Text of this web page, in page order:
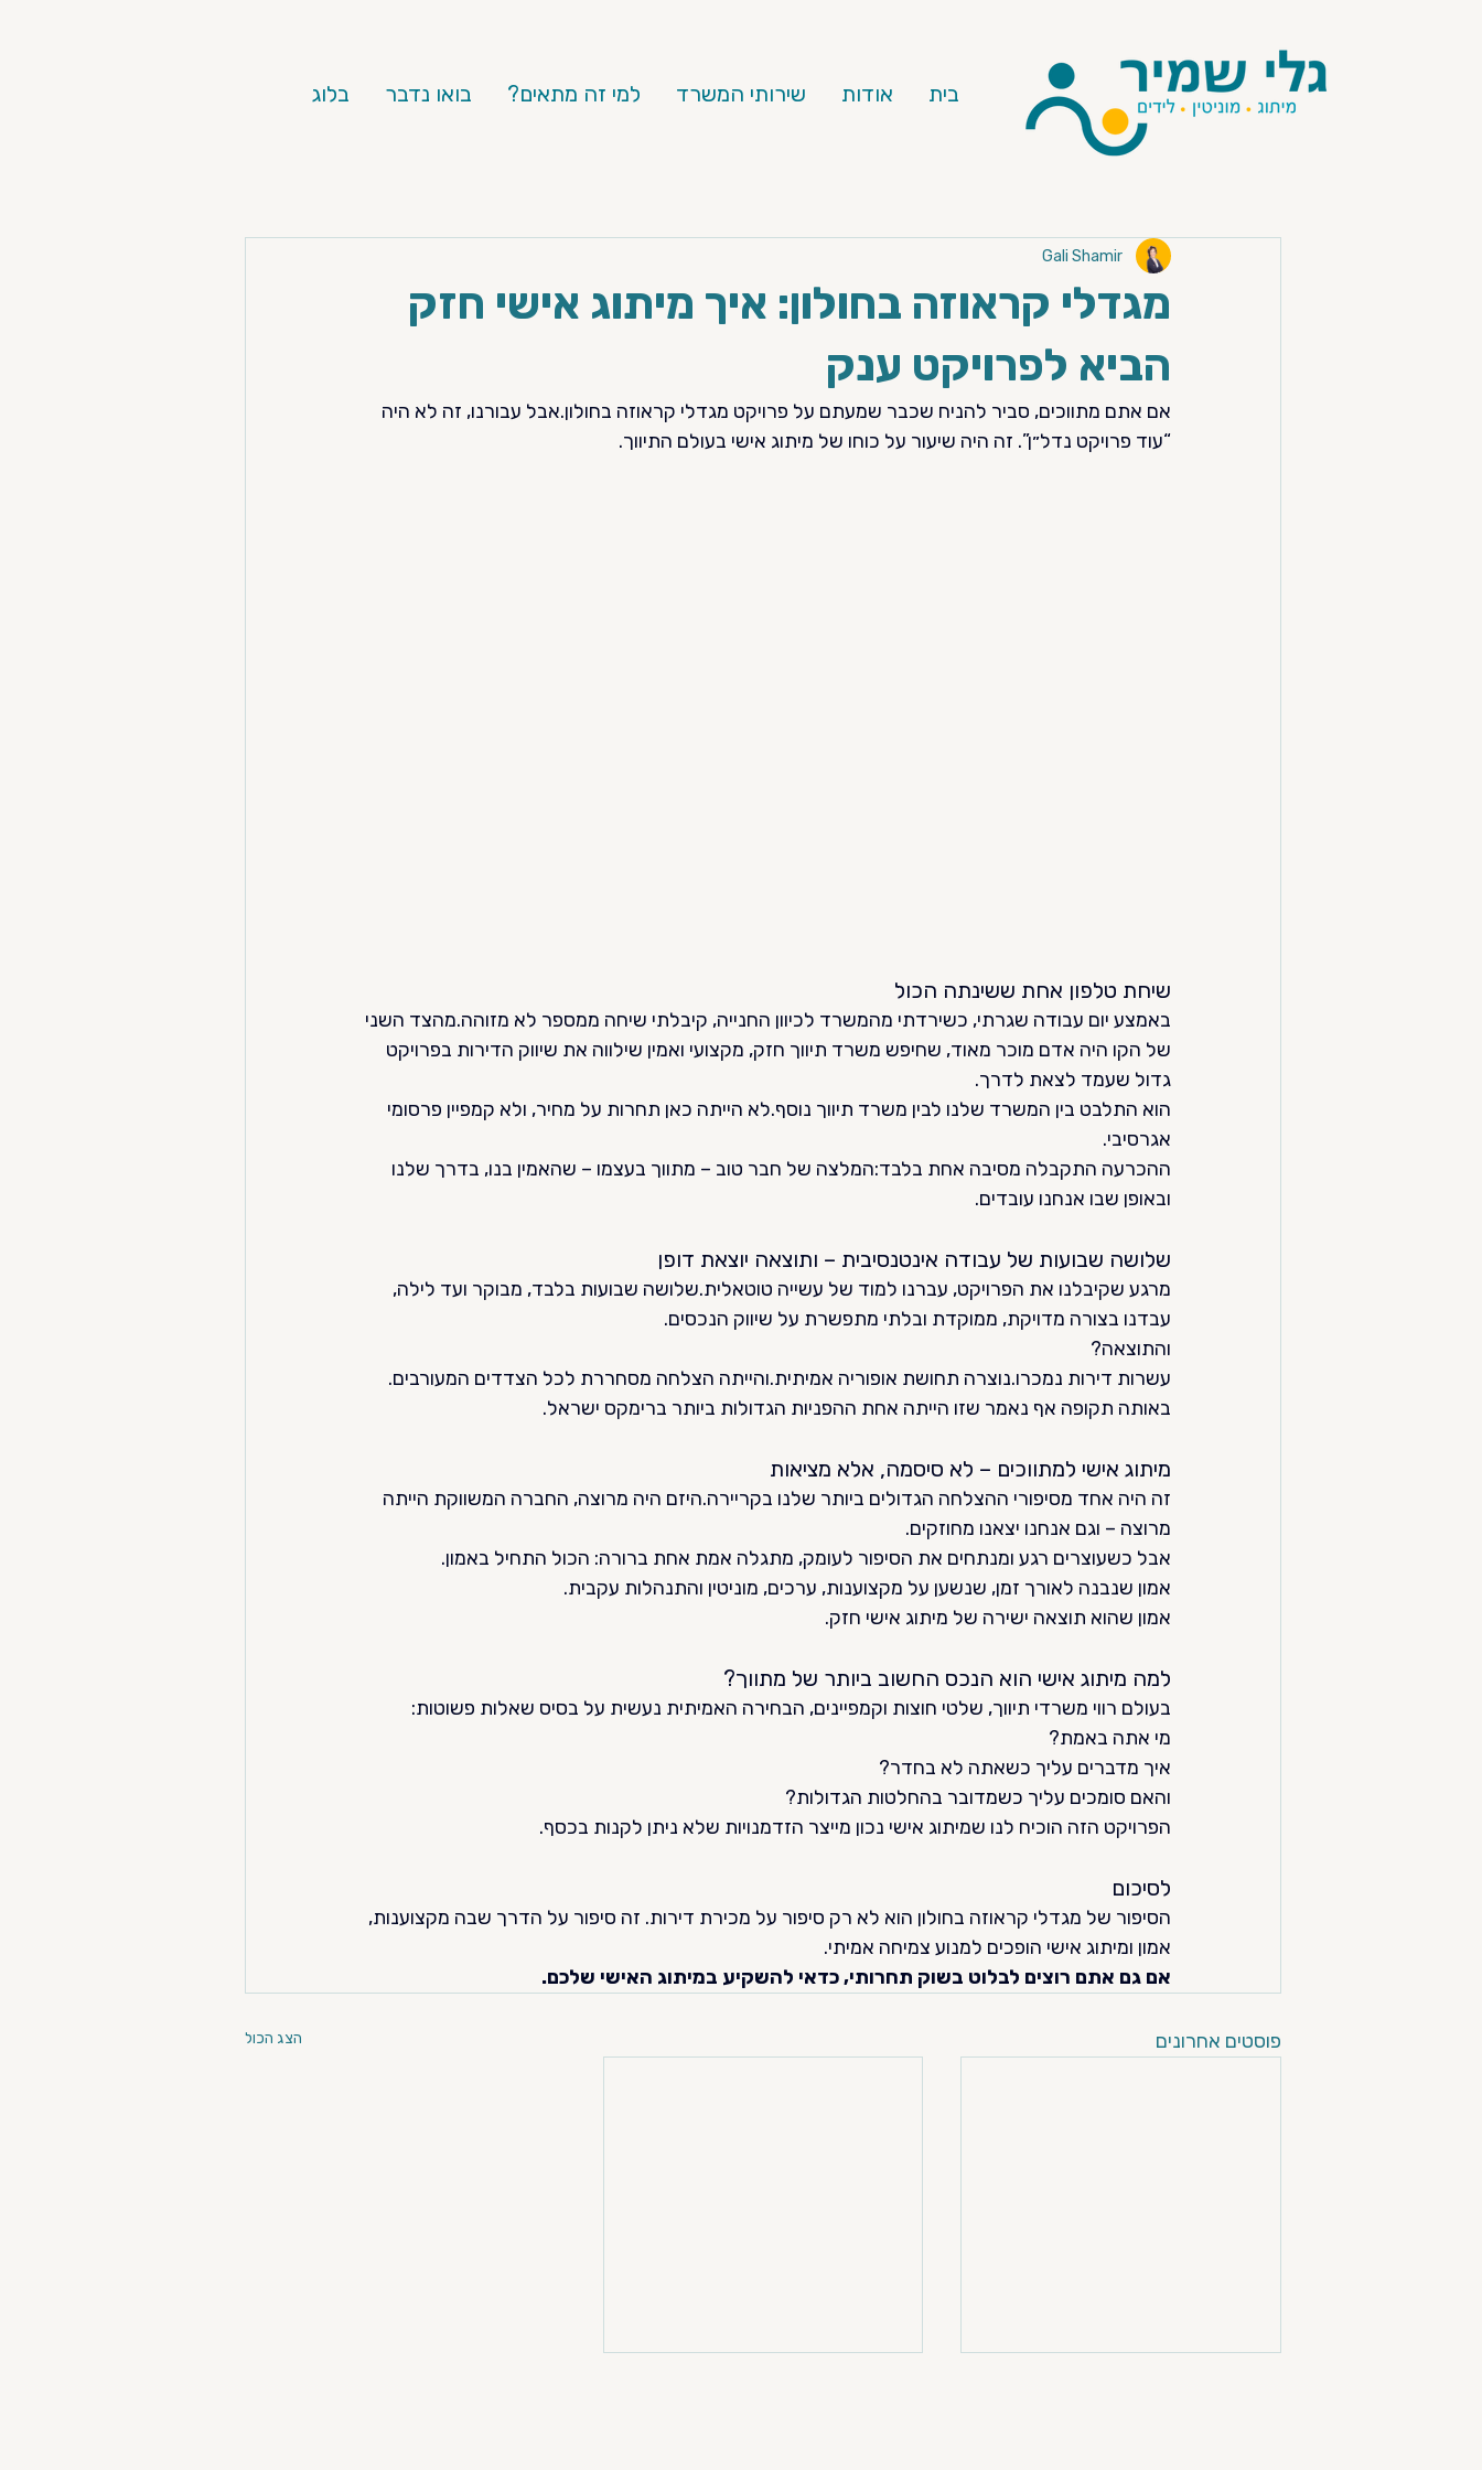
בית אודות שירותי המשרד למי זה מתאים? בואו נדבר בלוג
מגדלי קראוזה בחולון: איך מיתוג אישי חזק
הביא לפרויקט ענק
Gali Shamir
אם אתם מתווכים, סביר להניח שכבר שמעתם על פרויקט מגדלי קראוזה בחולון.אבל עבורנו, זה לא היה
“עוד פרויקט נדל״ן”. זה היה שיעור על כוחו של מיתוג אישי בעולם התיווך.
שיחת טלפון אחת ששינתה הכול
באמצע יום עבודה שגרתי, כשירדתי מהמשרד לכיוון החנייה, קיבלתי שיחה ממספר לא מזוהה.מהצד השני
של הקו היה אדם מוכר מאוד, שחיפש משרד תיווך חזק, מקצועי ואמין שילווה את שיווק הדירות בפרויקט
גדול שעמד לצאת לדרך.
הוא התלבט בין המשרד שלנו לבין משרד תיווך נוסף.לא הייתה כאן תחרות על מחיר, ולא קמפיין פרסומי
אגרסיבי.
ההכרעה התקבלה מסיבה אחת בלבד:המלצה של חבר טוב – מתווך בעצמו – שהאמין בנו, בדרך שלנו
ובאופן שבו אנחנו עובדים.
שלושה שבועות של עבודה אינטנסיבית – ותוצאה יוצאת דופן
מרגע שקיבלנו את הפרויקט, עברנו למוד של עשייה טוטאלית.שלושה שבועות בלבד, מבוקר ועד לילה,
עבדנו בצורה מדויקת, ממוקדת ובלתי מתפשרת על שיווק הנכסים.
והתוצאה?
עשרות דירות נמכרו.נוצרה תחושת אופוריה אמיתית.והייתה הצלחה מסחררת לכל הצדדים המעורבים.
באותה תקופה אף נאמר שזו הייתה אחת ההפניות הגדולות ביותר ברימקס ישראל.
מיתוג אישי למתווכים – לא סיסמה, אלא מציאות
זה היה אחד מסיפורי ההצלחה הגדולים ביותר שלנו בקריירה.היזם היה מרוצה, החברה המשווקת הייתה
מרוצה – וגם אנחנו יצאנו מחוזקים.
אבל כשעוצרים רגע ומנתחים את הסיפור לעומק, מתגלה אמת אחת ברורה: הכול התחיל באמון.
אמון שנבנה לאורך זמן, שנשען על מקצוענות, ערכים, מוניטין והתנהלות עקבית.
אמון שהוא תוצאה ישירה של מיתוג אישי חזק.
למה מיתוג אישי הוא הנכס החשוב ביותר של מתווך?
בעולם רווי משרדי תיווך, שלטי חוצות וקמפיינים, הבחירה האמיתית נעשית על בסיס שאלות פשוטות:
מי אתה באמת?
איך מדברים עליך כשאתה לא בחדר?
והאם סומכים עליך כשמדובר בהחלטות הגדולות?
הפרויקט הזה הוכיח לנו שמיתוג אישי נכון מייצר הזדמנויות שלא ניתן לקנות בכסף.
לסיכום
הסיפור של מגדלי קראוזה בחולון הוא לא רק סיפור על מכירת דירות. זה סיפור על הדרך שבה מקצוענות,
אמון ומיתוג אישי הופכים למנוע צמיחה אמיתי.
אם גם אתם רוצים לבלוט בשוק תחרותי, כדאי להשקיע במיתוג האישי שלכם.
פוסטים אחרונים הצג הכול